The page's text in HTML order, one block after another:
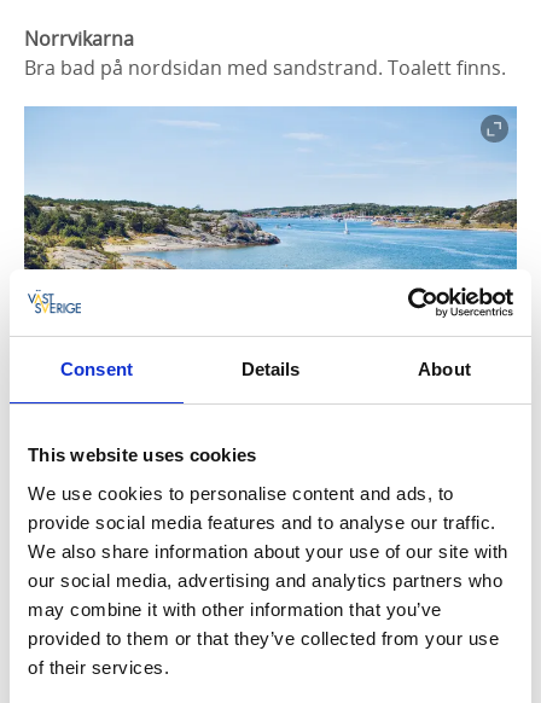
Consent Details About
This website uses cookies
We use cookies to personalise content and ads, to
provide social media features and to analyse our traffic.
We also share information about your use of our site with
our social media, advertising and analytics partners who
may combine it with other information that you’ve
provided to them or that they’ve collected from your use
of their services.
Norrvikarna
Bra bad på nordsidan med sandstrand. Toalett finns.
Långevik
Bra bad på västsidan med Sandstrand och klippor.
Rörvik (Ekenäs)
Bra bad på nordsidan med sandstrand och
klippor. Snorkelled finns här!
(Hit kan man ta sig med barnvagn)